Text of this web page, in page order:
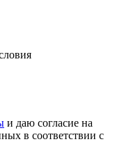
и даю согласие на
в соответствии с